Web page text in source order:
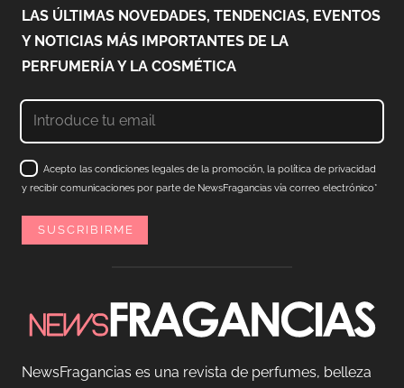
LAS ÚLTIMAS NOVEDADES, TENDENCIAS, EVENTOS
Y NOTICIAS MÁS IMPORTANTES DE LA
PERFUMERÍA Y LA COSMÉTICA
Acepto las condiciones legales de la promoción, la política de privacidad
y recibir comunicaciones por parte de NewsFragancias vía correo electrónico*
NewsFragancias es una revista de perfumes, belleza